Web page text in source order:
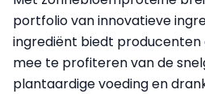
portfolio van innovatieve
ingrediënt biedt
mee te profiteren van de
plantaardige voeding en